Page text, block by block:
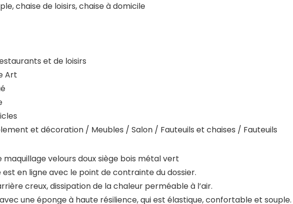
chaise de loisirs, chaise à domicile
et de loisirs
Art
et décoration / Meubles / Salon / Fauteuils et chaises / Fauteuils
maquillage velours doux siège bois métal vert
est en ligne avec le point de contrainte du dossier.
creux, dissipation de la chaleur perméable à l’air.
une éponge à haute résilience, qui est élastique, confortable et souple.